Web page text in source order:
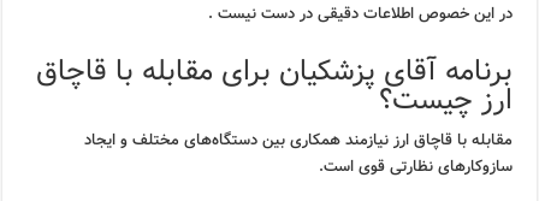
در این خصوص اطلاعات دقیقی در دست نیست .
برنامه آقای پزشکیان برای مقابله با قاچاق
ارز چیست؟
مقابله با قاچاق ارز نیازمند همکاری بین دستگاه‌های مختلف و ایجاد
سازوکارهای نظارتی قوی است.